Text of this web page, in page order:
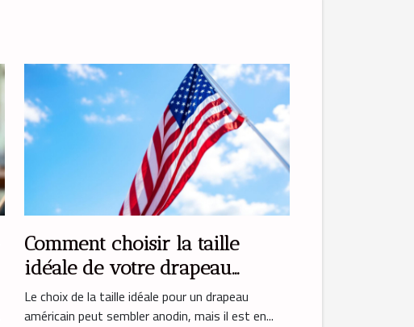
Comment choisir la taille
idéale de votre drapeau
américain ?
Le choix de la taille idéale pour un drapeau
américain peut sembler anodin, mais il est en...